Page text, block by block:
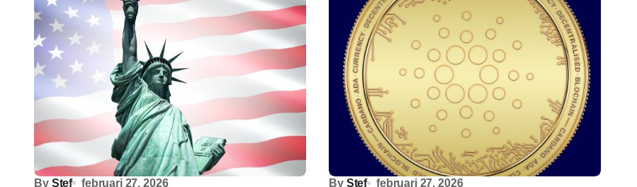
By Stef februari 27, 2026 By Stef februari 27, 2026